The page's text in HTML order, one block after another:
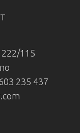
115
235 437